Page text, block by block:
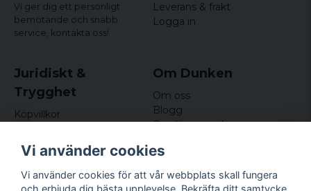
Vi ger dig ett personligt
bemötande och snabb
service, kontakta oss!
Leverans & frakt
Logga in
Juridiskt &
Trygghet
Köpvillkor
Om cookies
Om Dunken
Om oss
Blogg
Omdömen och
Nyhetsbrev
Kundklubb
Vi använder cookies
Vi använder cookies för att vår webbplats skall fungera
och erbjuda dig bästa upplevelse. Bekräfta ditt samtycke